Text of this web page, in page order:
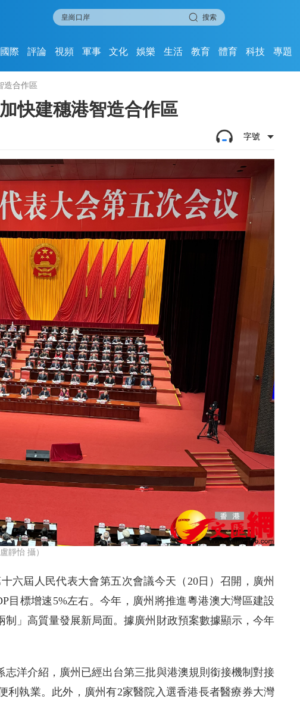
搜索
國際 評論 視頻 軍事 文化 娛樂 生活 教育 體育 科技 專題
造合作區
快建穗港智造合作區
字號
靜怡 攝）
六屆人民代表大會第五次會議今天（20日）召開，廣州
目標增速5%左右。今年，廣州將推進粵港澳大灣區建設
」高質量發展新局面。據廣州財政預案數據顯示，今年
洋介紹，廣州已經出台第三批與港澳規則銜接機制對接
利執業。此外，廣州有2家醫院入選香港長者醫療券大灣